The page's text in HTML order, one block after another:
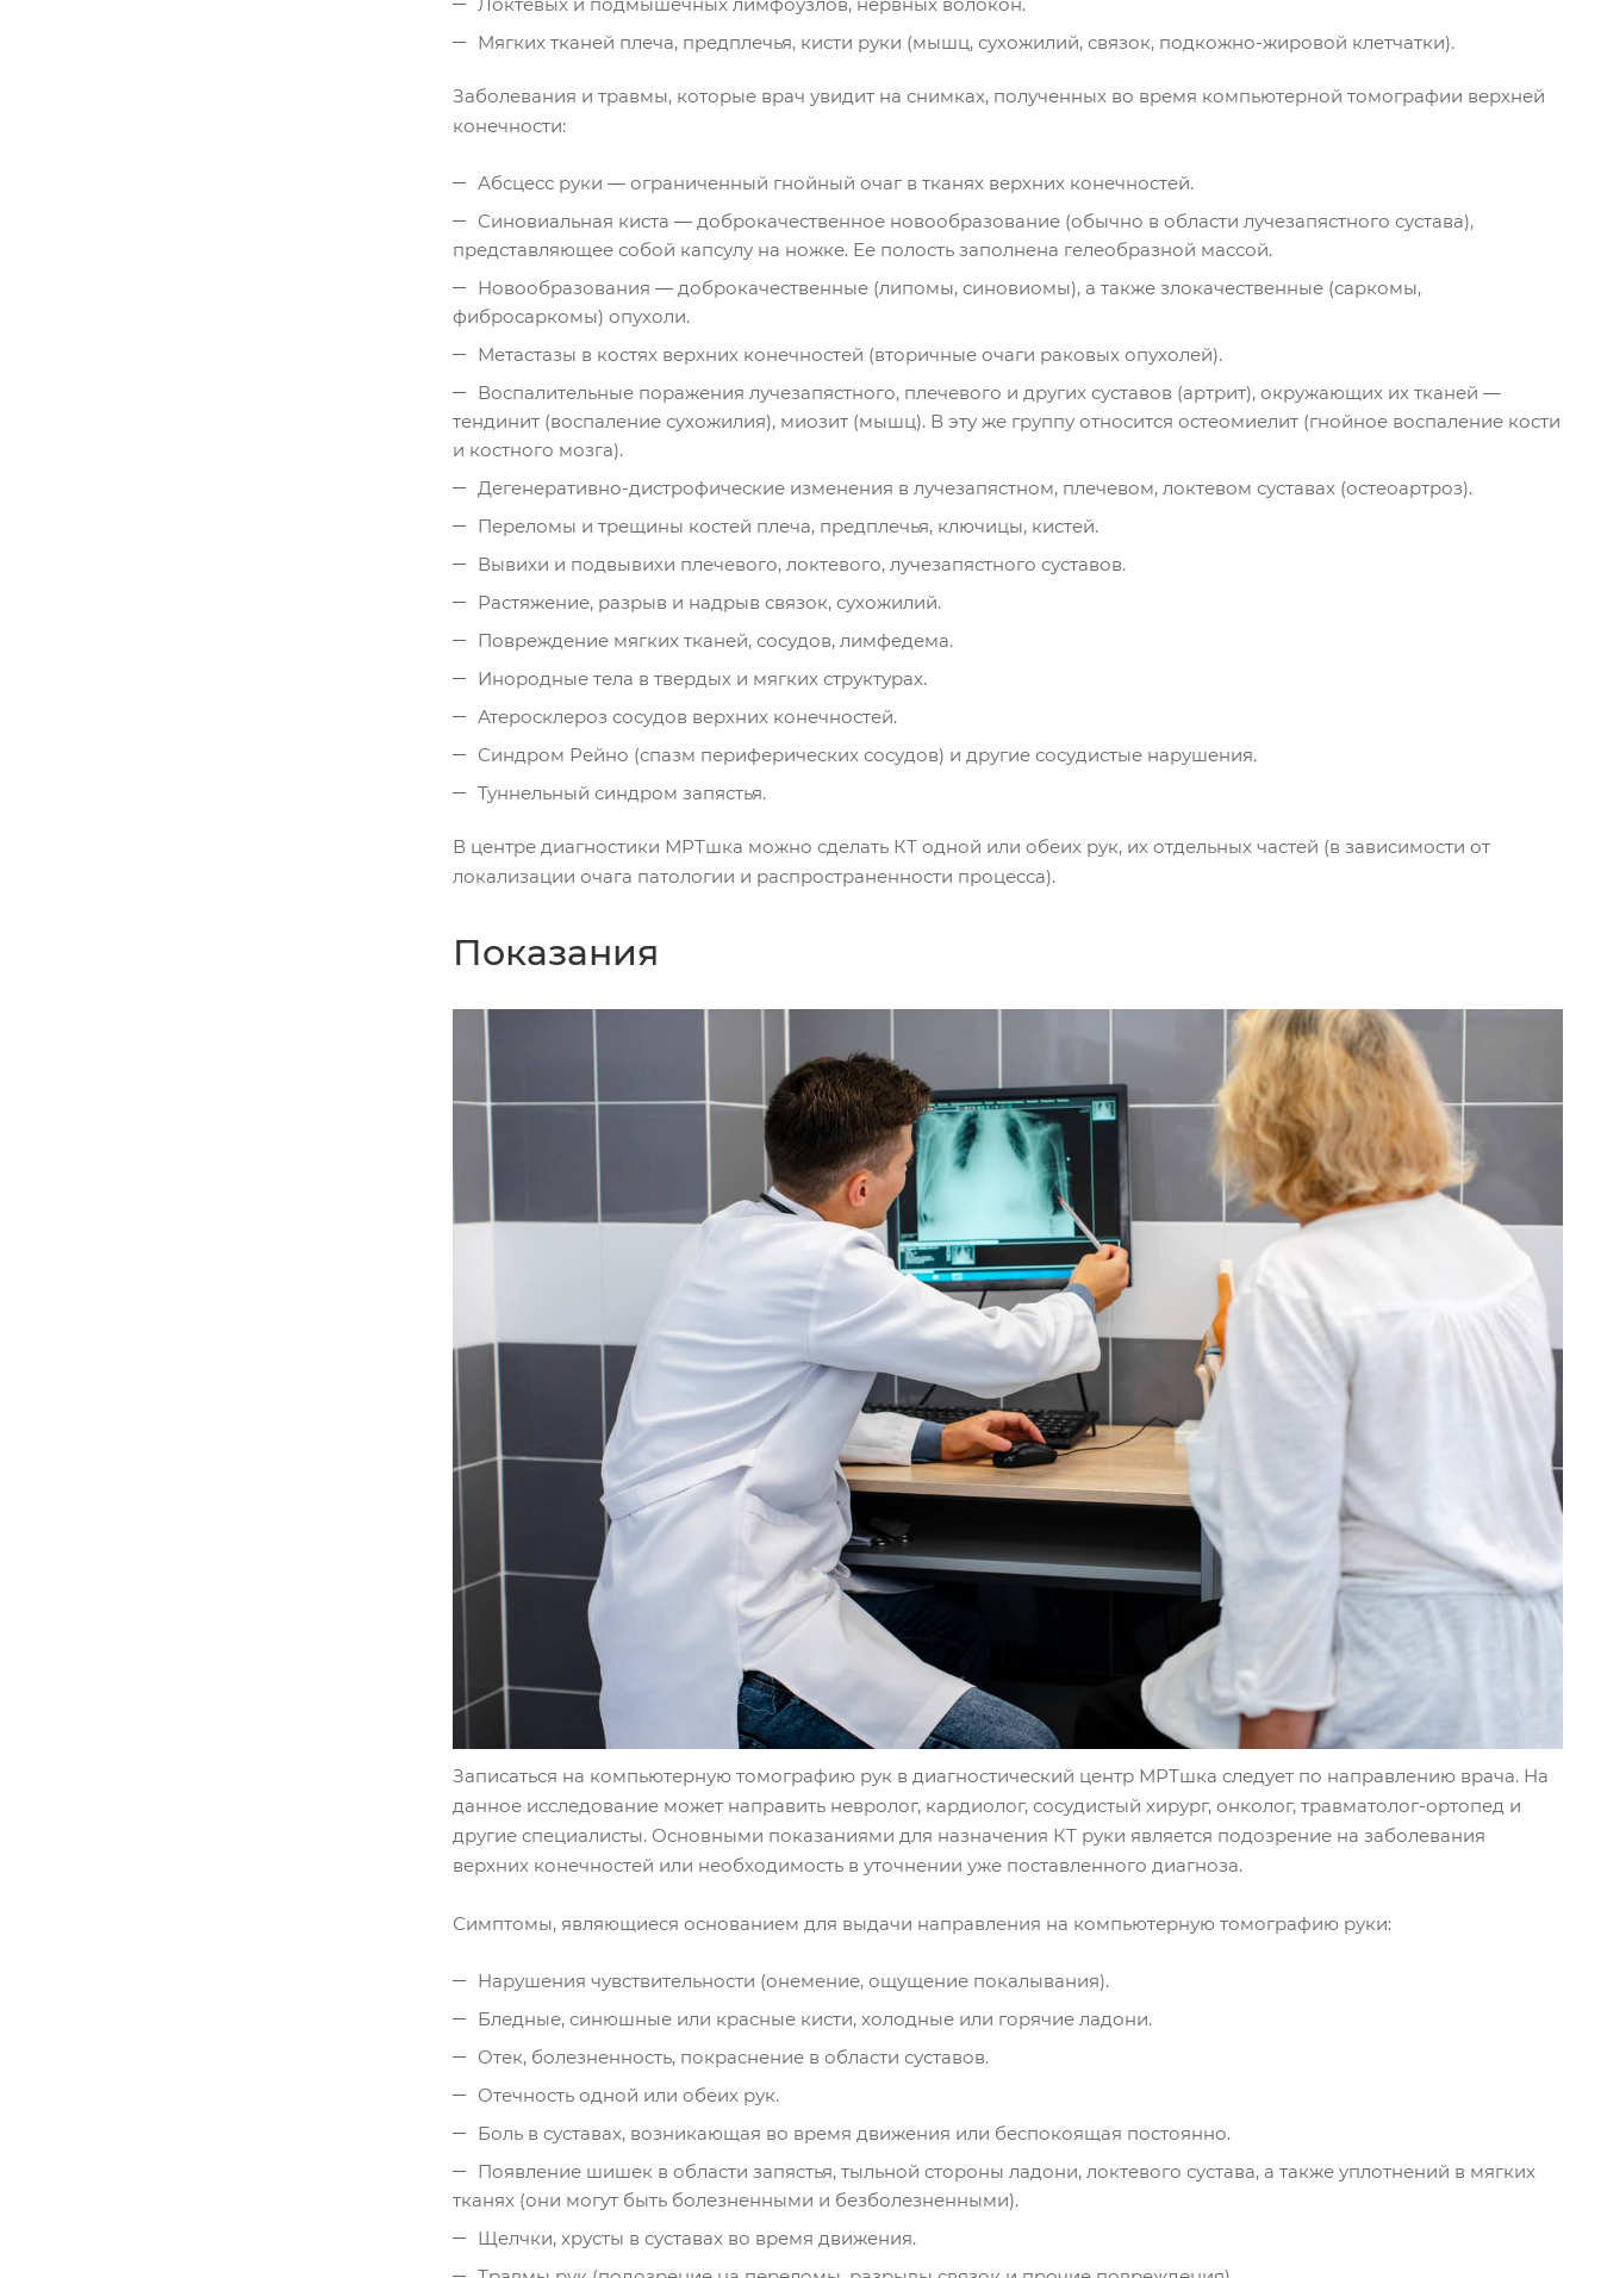
Мягких тканей плеча, предплечья, кисти руки (мышц, сухожилий, связок, подкожно-жировой клетчатки).
Заболевания и травмы, которые врач увидит на снимках, полученных во время компьютерной томографии верхней
конечности:
Абсцесс руки — ограниченный гнойный очаг в тканях верхних конечностей.
Синовиальная киста — доброкачественное новообразование (обычно в области лучезапястного сустава),
представляющее собой капсулу на ножке. Ее полость заполнена гелеобразной массой.
Новообразования — доброкачественные (липомы, синовиомы), а также злокачественные (саркомы,
фибросаркомы) опухоли.
Метастазы в костях верхних конечностей (вторичные очаги раковых опухолей).
Воспалительные поражения лучезапястного, плечевого и других суставов (артрит), окружающих их тканей —
тендинит (воспаление сухожилия), миозит (мышц). В эту же группу относится остеомиелит (гнойное воспаление кости
и костного мозга).
Дегенеративно-дистрофические изменения в лучезапястном, плечевом, локтевом суставах (остеоартроз).
Переломы и трещины костей плеча, предплечья, ключицы, кистей.
Вывихи и подвывихи плечевого, локтевого, лучезапястного суставов.
Растяжение, разрыв и надрыв связок, сухожилий.
Повреждение мягких тканей, сосудов, лимфедема.
Инородные тела в твердых и мягких структурах.
Атеросклероз сосудов верхних конечностей.
Синдром Рейно (спазм периферических сосудов) и другие сосудистые нарушения.
Туннельный синдром запястья.
В центре диагностики МРТшка можно сделать КТ одной или обеих рук, их отдельных частей (в зависимости от
локализации очага патологии и распространенности процесса).
Показания
Записаться на компьютерную томографию рук в диагностический центр МРТшка следует по направлению врача. На
данное исследование может направить невролог, кардиолог, сосудистый хирург, онколог, травматолог-ортопед и
другие специалисты. Основными показаниями для назначения КТ руки является подозрение на заболевания
верхних конечностей или необходимость в уточнении уже поставленного диагноза.
Симптомы, являющиеся основанием для выдачи направления на компьютерную томографию руки:
Нарушения чувствительности (онемение, ощущение покалывания).
Бледные, синюшные или красные кисти, холодные или горячие ладони.
Отек, болезненность, покраснение в области суставов.
Отечность одной или обеих рук.
Боль в суставах, возникающая во время движения или беспокоящая постоянно.
Появление шишек в области запястья, тыльной стороны ладони, локтевого сустава, а также уплотнений в мягких
тканях (они могут быть болезненными и безболезненными).
Щелчки, хрусты в суставах во время движения.